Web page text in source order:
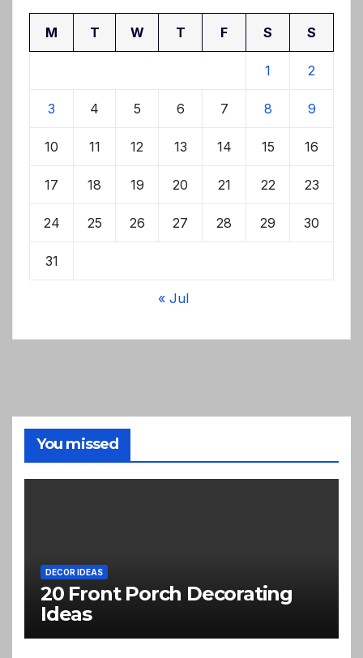
M T W T F S S
1 2
3 4 5 6 7 8 9
10 11 12 13 14 15 16
17 18 19 20 21 22 23
24 25 26 27 28 29 30
31
« Jul
You missed
DECOR IDEAS
20 Front Porch Decorating
Ideas